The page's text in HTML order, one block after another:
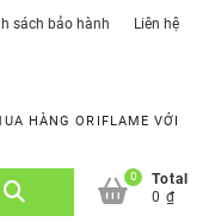
sách bảo hành Liên hệ
HÀNG ORIFLAME VỚI
0
Total
0 ₫